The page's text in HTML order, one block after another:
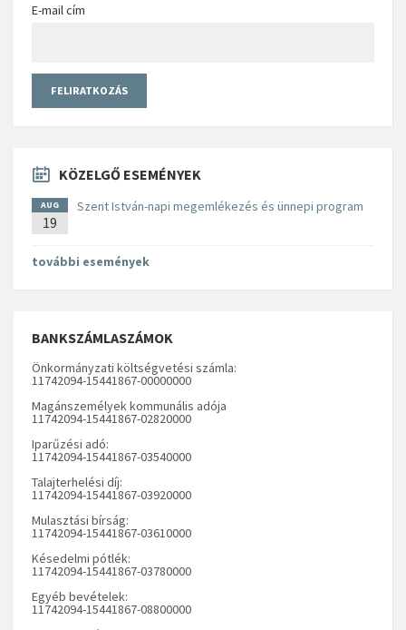
E-mail cím
KÖZELGŐ ESEMÉNYEK
AUG
19
Szent István-napi megemlékezés és ünnepi program
további események
BANKSZÁMLASZÁMOK
Önkormányzati költségvetési számla:
11742094-15441867-00000000
Magánszemélyek kommunális adója
11742094-15441867-02820000
Iparűzési adó:
11742094-15441867-03540000
Talajterhelési díj:
11742094-15441867-03920000
Mulasztási bírság:
11742094-15441867-03610000
Késedelmi pótlék:
11742094-15441867-03780000
Egyéb bevételek:
11742094-15441867-08800000